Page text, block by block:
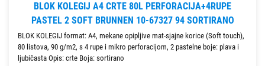
BLOK KOLEGIJ A4 CRTE 80L PERFORACIJA+4RUPE
PASTEL 2 SOFT BRUNNEN 10-67327 94 SORTIRANO
BLOK KOLEGIJ format: A4, mekane opipljive mat-sjajne korice (Soft touch),
80 listova, 90 g/m2, s 4 rupe i mikro perforacijom, 2 pastelne boje: plava i
ljubičasta Opis: crte Boja: sortirano